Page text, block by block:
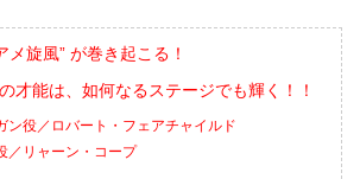
メ旋風” が巻き起こる！
才能は、如何なるステージでも輝く！！
ン役／ロバート・フェアチャイルド
／リャーン・コープ